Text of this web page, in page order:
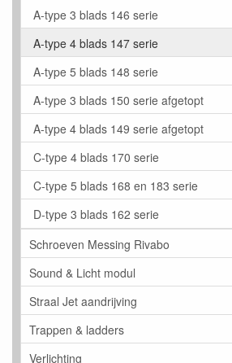
A-type 3 blads 146 serie
A-type 4 blads 147 serie
A-type 5 blads 148 serie
A-type 3 blads 150 serie afgetopt
A-type 4 blads 149 serie afgetopt
C-type 4 blads 170 serie
C-type 5 blads 168 en 183 serie
D-type 3 blads 162 serie
Schroeven Messing Rivabo
Sound & Licht modul
Straal Jet aandrijving
Trappen & ladders
Verlichting